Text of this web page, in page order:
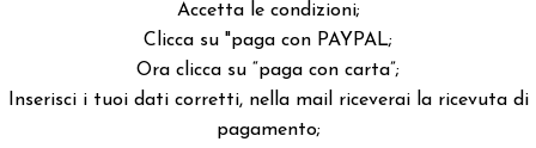
Accetta le condizioni;
Clicca su "paga con PAYPAL;
Ora clicca su “paga con carta”;
Inserisci i tuoi dati corretti, nella mail riceverai la ricevuta di
pagamento;